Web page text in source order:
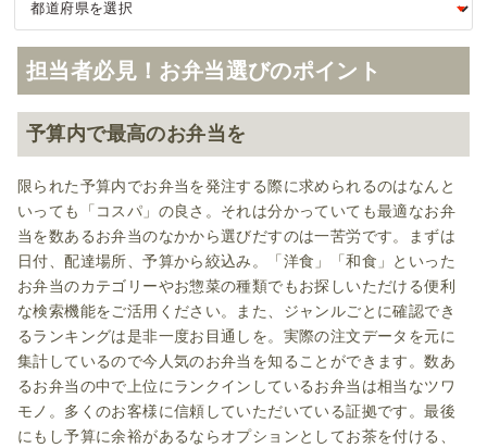
担当者必見！お弁当選びのポイント
予算内で最高のお弁当を
限られた予算内でお弁当を発注する際に求められるのはなんと
いっても「コスパ」の良さ。それは分かっていても最適なお弁
当を数あるお弁当のなかから選びだすのは一苦労です。まずは
日付、配達場所、予算から絞込み。「洋食」「和食」といった
お弁当のカテゴリーやお惣菜の種類でもお探しいただける便利
な検索機能をご活用ください。また、ジャンルごとに確認でき
るランキングは是非一度お目通しを。実際の注文データを元に
集計しているので今人気のお弁当を知ることができます。数あ
るお弁当の中で上位にランクインしているお弁当は相当なツワ
モノ。多くのお客様に信頼していただいている証拠です。最後
にもし予算に余裕があるならオプションとしてお茶を付ける、